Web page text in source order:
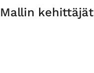
Primary
Mallin kehittäjät